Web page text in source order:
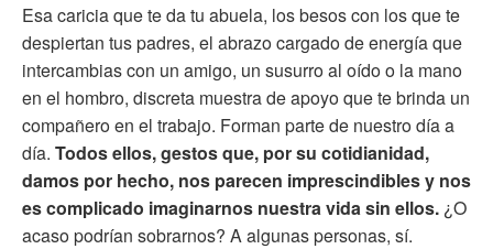
Esa caricia que te da tu abuela, los besos con los que te
despiertan tus padres, el abrazo cargado de energía que
intercambias con un amigo, un susurro al oído o la mano
en el hombro, discreta muestra de apoyo que te brinda un
compañero en el trabajo. Forman parte de nuestro día a
día. Todos ellos, gestos que, por su cotidianidad,
damos por hecho, nos parecen imprescindibles y nos
es complicado imaginarnos nuestra vida sin ellos. ¿O
acaso podrían sobrarnos? A algunas personas, sí.